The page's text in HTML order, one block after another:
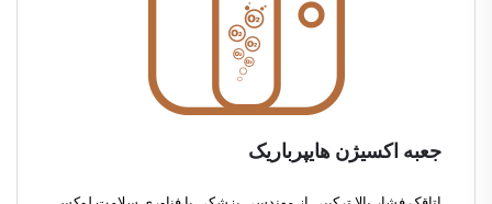
جعبه اکسیژن هایپرباریک